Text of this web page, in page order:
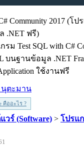
ม Test SQL with C#
บนฐานข้อมูล .NET
ใช้งานฟรี
นุตะมาน
คืออะไร ?
วร์ (Software) > โปรแ